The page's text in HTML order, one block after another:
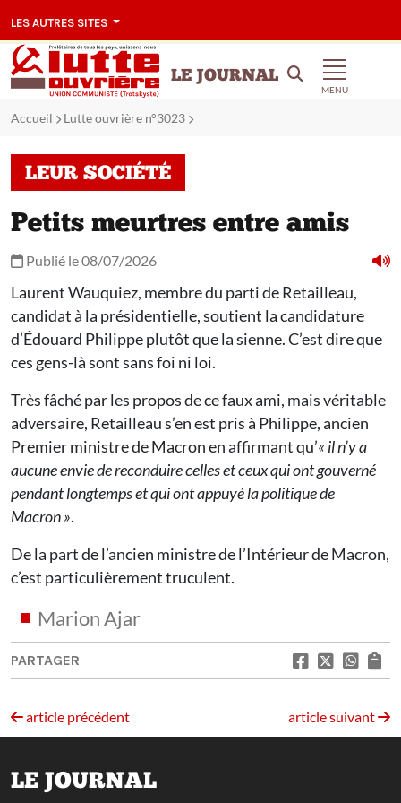
LES AUTRES SITES
LE JOURNAL
MENU
Accueil Lutte ouvrière n°3023
LEUR SOCIÉTÉ
Petits meurtres entre amis
Publié le 08/07/2026
Laurent Wauquiez, membre du parti de Retailleau,
candidat à la présidentielle, soutient la candidature
d’Édouard Philippe plutôt que la sienne. C’est dire que
ces gens-là sont sans foi ni loi.
Très fâché par les propos de ce faux ami, mais véritable
adversaire, Retailleau s’en est pris à Philippe, ancien
Premier ministre de Macron en affirmant qu’« il n’y a
aucune envie de reconduire celles et ceux qui ont gouverné
pendant longtemps et qui ont appuyé la politique de
Macron ».
De la part de l’ancien ministre de l’Intérieur de Macron,
c’est particulièrement truculent.
Marion Ajar
PARTAGER
article précédent article suivant
LE JOURNAL